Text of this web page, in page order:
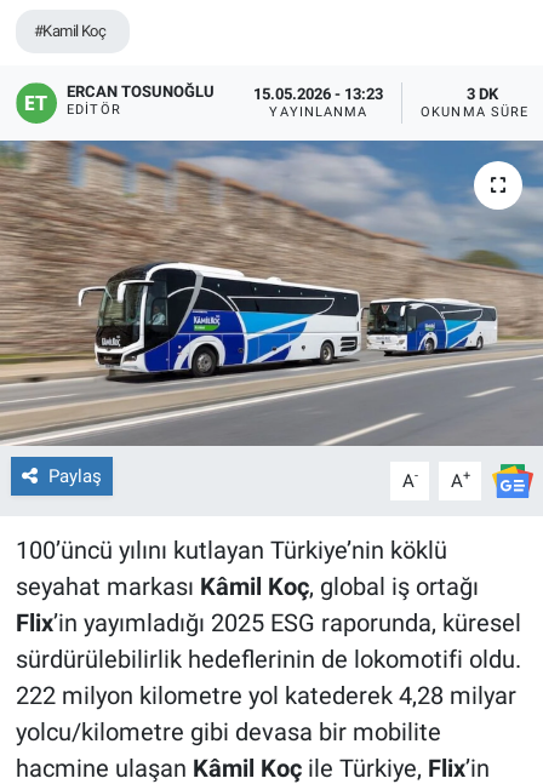
#Kamil Koç
ERCAN TOSUNOĞLU
EDITÖR
15.05.2026 - 13:23
YAYINLANMA
3 DK
OKUNMA SÜRESI
Paylaş A- A+
100’üncü yılını kutlayan Türkiye’nin köklü
seyahat markası Kâmil Koç, global iş ortağı
Flix’in yayımladığı 2025 ESG raporunda, küresel
sürdürülebilirlik hedeflerinin de lokomotifi oldu.
222 milyon kilometre yol katederek 4,28 milyar
yolcu/kilometre gibi devasa bir mobilite
hacmine ulaşan Kâmil Koçile Türkiye, Flix’in